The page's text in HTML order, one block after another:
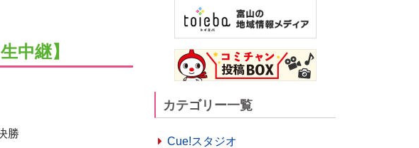
中継】
勝
カテゴリー一覧
Cue!スタジオ